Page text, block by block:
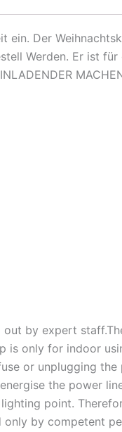
ein. Der
Werden. Er ist
by expert
is only for indoor
or unplugging the
the power
point.
only by competent